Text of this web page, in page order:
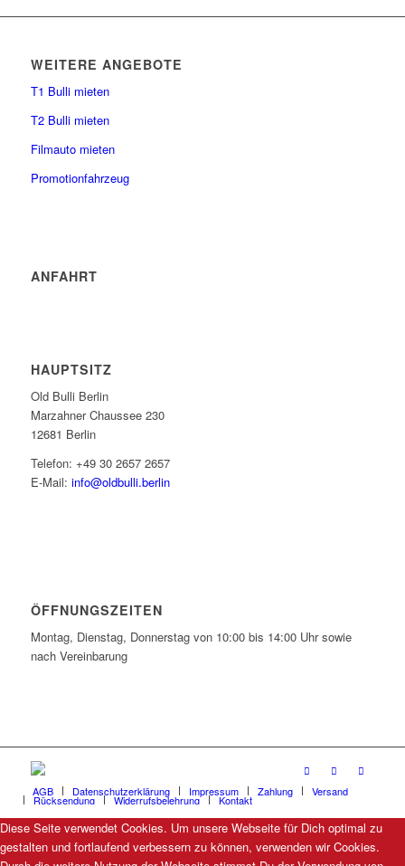
WEITERE ANGEBOTE
T1 Bulli mieten
T2 Bulli mieten
Filmauto mieten
Promotionfahrzeug
ANFAHRT
HAUPTSITZ
Old Bulli Berlin
Marzahner Chaussee 230
12681 Berlin
Telefon: +49 30 2657 2657
E-Mail: info@oldbulli.berlin
ÖFFNUNGSZEITEN
Montag, Dienstag, Donnerstag von 10:00 bis 14:00 Uhr sowie
nach Vereinbarung
AGB Datenschutzerklärung Impressum Zahlung Versand
Rücksendung Widerrufsbelehrung Kontakt
Diese Seite verwendet Cookies. Um unsere Webseite für Dich optimal zu
gestalten und fortlaufend verbessern zu können, verwenden wir Cookies.